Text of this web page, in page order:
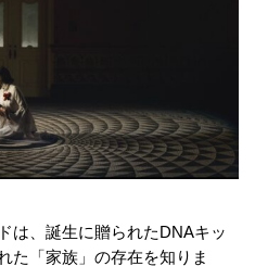
は、誕生に贈られたDNAキッ
た「家族」の存在を知りま